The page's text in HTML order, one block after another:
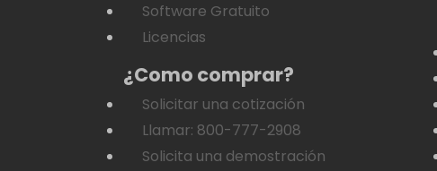
Software Gratuito
Licencias
¿Como comprar?
Solicitar una cotización
Llamar: 800-777-2908
Solicita una demostración